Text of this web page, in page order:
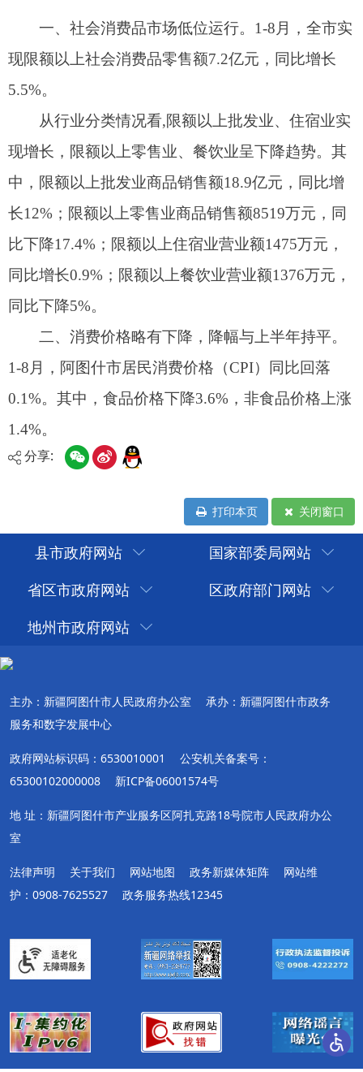
中，限额以上批发业商品销售额18.9亿元，同比增
长12%；限额以上零售业商品销售额8519万元，同
同比下降5%。
二、消费价格略有下降，降幅与上半年持平。
1-8月，阿图什市居民消费价格（CPI）同比回落
0.1%。其中，食品价格下降3.6%，非食品价格上涨
1.4%。
分享:
打印本页 关闭窗口
县市政府网站
国家部委局网站
省区市政府网站
区政府部门网站
地州市政府网站
主办：新疆阿图什市人民政府办公室
承办：新疆阿图什市政务
服务和数字发展中心
政府网站标识码：6530010001
公安机关备案号：
65300102000008
新ICP备06001574号
地 址：新疆阿图什市产业服务区阿扎克路18号院市人民政府办公
室
法律声明 关于我们 网站地图 政务新媒体矩阵
网站维
护：0908-7625527
政务服务热线12345